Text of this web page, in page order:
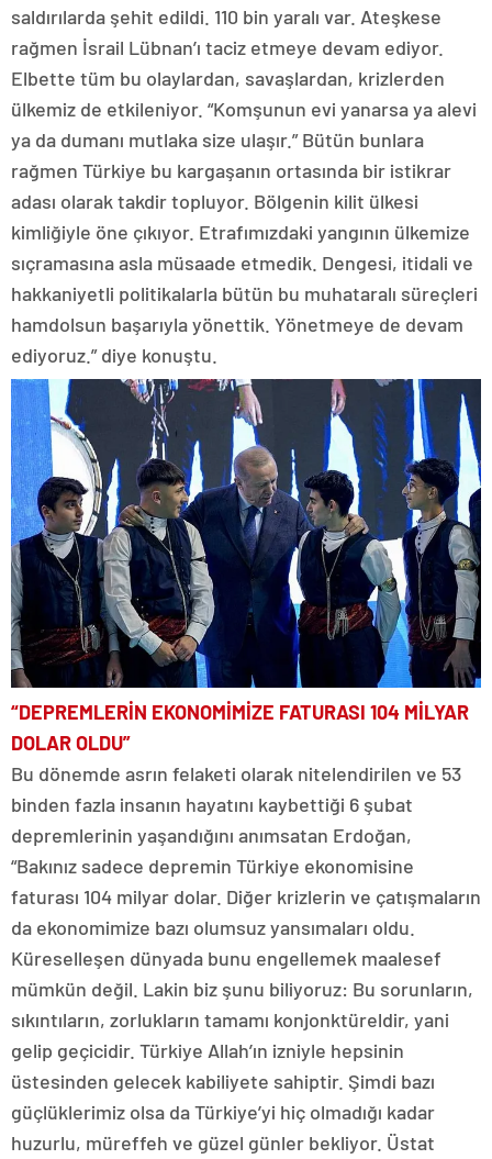
saldırılarda şehit edildi. 110 bin yaralı var. Ateşkese
rağmen İsrail Lübnan’ı taciz etmeye devam ediyor.
Elbette tüm bu olaylardan, savaşlardan, krizlerden
ülkemiz de etkileniyor. “Komşunun evi yanarsa ya alevi
ya da dumanı mutlaka size ulaşır.” Bütün bunlara
rağmen Türkiye bu kargaşanın ortasında bir istikrar
adası olarak takdir topluyor. Bölgenin kilit ülkesi
kimliğiyle öne çıkıyor. Etrafımızdaki yangının ülkemize
sıçramasına asla müsaade etmedik. Dengesi, itidali ve
hakkaniyetli politikalarla bütün bu muhataralı süreçleri
hamdolsun başarıyla yönettik. Yönetmeye de devam
ediyoruz.” diye konuştu.
“DEPREMLERİN EKONOMİMİZE FATURASI 104 MİLYAR
DOLAR OLDU”
Bu dönemde asrın felaketi olarak nitelendirilen ve 53
binden fazla insanın hayatını kaybettiği 6 şubat
depremlerinin yaşandığını anımsatan Erdoğan,
“Bakınız sadece depremin Türkiye ekonomisine
faturası 104 milyar dolar. Diğer krizlerin ve çatışmaların
da ekonomimize bazı olumsuz yansımaları oldu.
Küreselleşen dünyada bunu engellemek maalesef
mümkün değil. Lakin biz şunu biliyoruz: Bu sorunların,
sıkıntıların, zorlukların tamamı konjonktüreldir, yani
gelip geçicidir. Türkiye Allah’ın izniyle hepsinin
üstesinden gelecek kabiliyete sahiptir. Şimdi bazı
güçlüklerimiz olsa da Türkiye’yi hiç olmadığı kadar
huzurlu, müreffeh ve güzel günler bekliyor. Üstat